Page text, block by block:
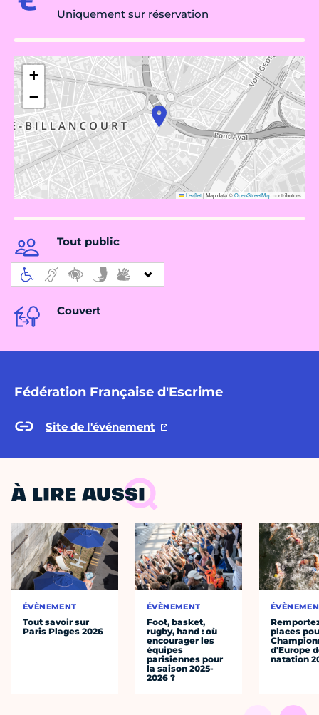
Uniquement sur réservation
+
−
Leaflet|Map data ©OpenStreetMapcontributors
Tout public
Couvert
Fédération Française d'Escrime
Site de l'événement
À LIRE AUSSI
ÉVÈNEMENT
Tout savoir sur
Paris Plages 2026
ÉVÈNEMENT
Foot, basket,
rugby, hand : où
encourager les
équipes
parisiennes pour
la saison 2025-
2026 ?
places
d'Europe
natation